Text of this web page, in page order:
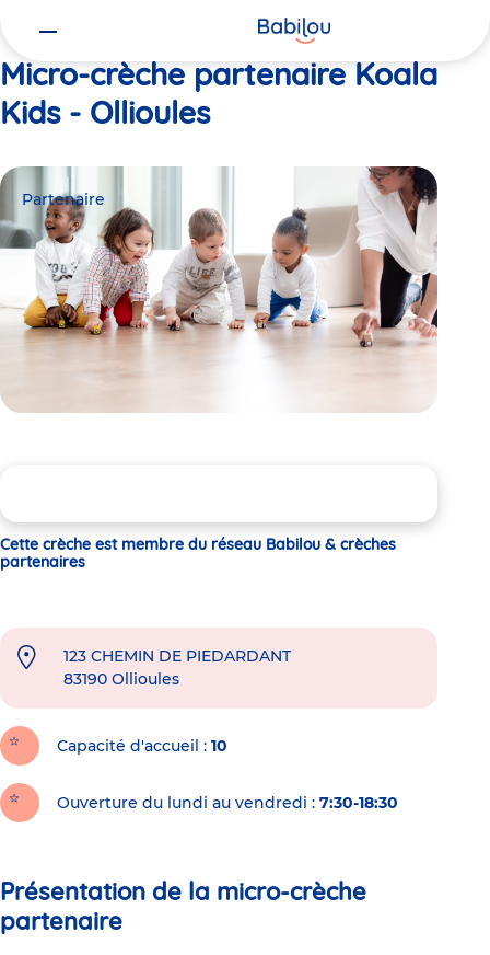
Micro-crèche partenaire Koala
Kids - Ollioules
Partenaire
Cette crèche est membre du réseau Babilou & crèches
partenaires
123 CHEMIN DE PIEDARDANT
83190 Ollioules
Capacité d'accueil 10
Ouverture du lundi au vendredi : 7:30-18:30
Présentation de la micro-crèche
partenaire